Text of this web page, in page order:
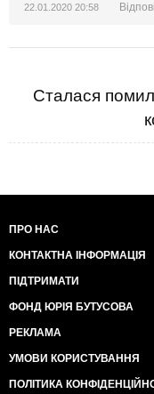
22.01.2020 20:58
Сталася
ПРО НАС
КОНТАКТНА ІНФОРМАЦІЯ
ПІДТРИМАТИ
ФОНД ЮРІЯ БУТУСОВА
РЕКЛАМА
УМОВИ КОРИСТУВАННЯ
ПОЛІТИКА